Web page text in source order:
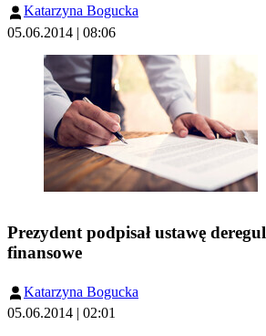
Katarzyna Bogucka
05.06.2014 | 08:06
Prezydent podpisał ustawę
finansowe
Katarzyna Bogucka
05.06.2014 | 02:01